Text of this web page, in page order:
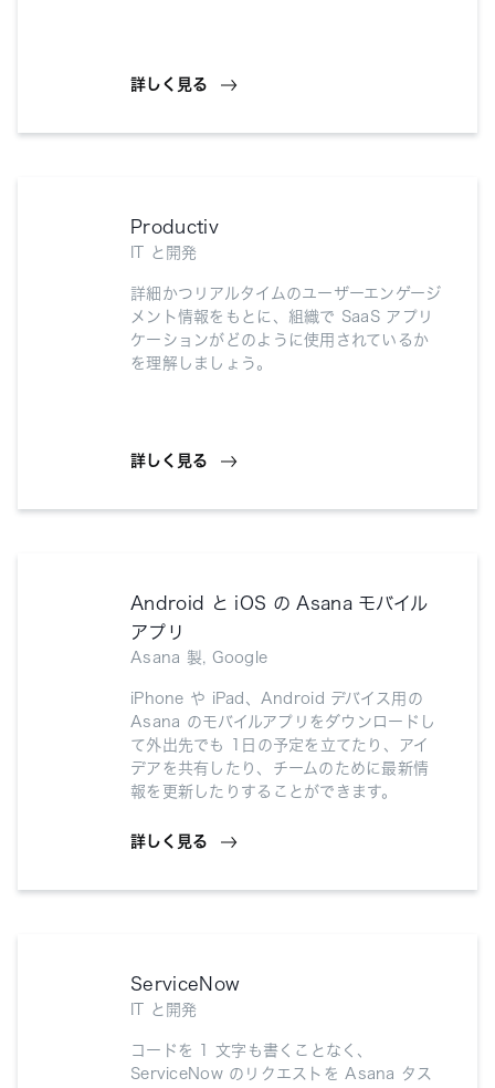
詳しく見る
Productiv
IT と開発
詳細かつリアルタイムのユーザーエンゲージ
メント情報をもとに、組織で SaaS アプリ
ケーションがどのように使用されているか
を理解しましょう。
詳しく見る
Android と iOS の Asana モバイル
アプリ
Asana 製, Google
iPhone や iPad、Android デバイス用の
Asana のモバイルアプリをダウンロードし
て外出先でも 1日の予定を立てたり、アイ
デアを共有したり、チームのために最新情
報を更新したりすることができます。
詳しく見る
ServiceNow
IT と開発
コードを 1 文字も書くことなく、
ServiceNow のリクエストを Asana タス